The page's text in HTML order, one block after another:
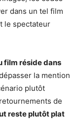
dans un tel film
le spectateur
film réside dans
la mention
plutôt
de
reste plutôt plat